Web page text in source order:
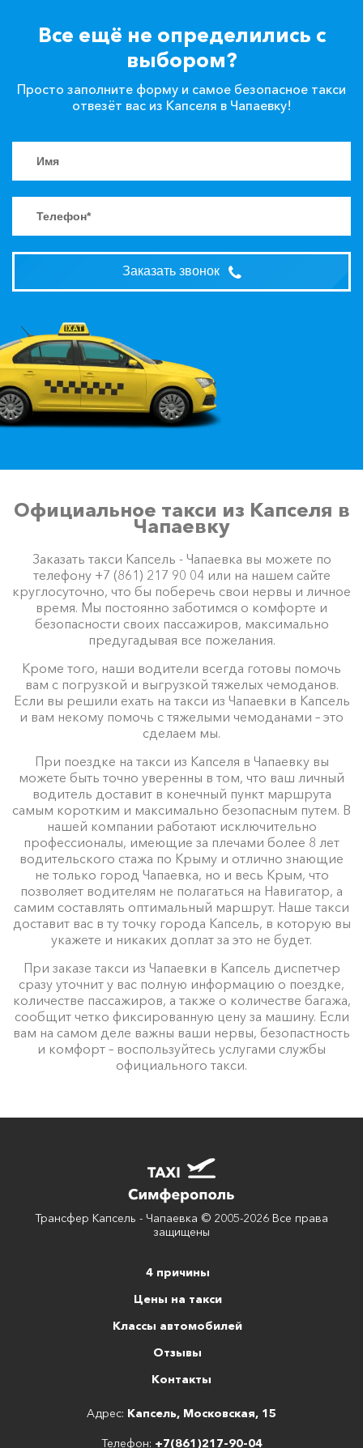
Все ещё не определились с
выбором?
Просто заполните форму и самое безопасное такси
отвезёт вас из Капселя в Чапаевку!
Заказать звонок
Официальное такси из Капселя в
Чапаевку
Заказать такси Капсель - Чапаевка вы можете по
телефону +7 (861) 217 90 04 или на нашем сайте
круглосуточно, что бы поберечь свои нервы и личное
время. Мы постоянно заботимся о комфорте и
безопасности своих пассажиров, максимально
предугадывая все пожелания.
Кроме того, наши водители всегда готовы помочь
вам с погрузкой и выгрузкой тяжелых чемоданов.
Если вы решили ехать на такси из Чапаевки в Капсель
и вам некому помочь с тяжелыми чемоданами – это
сделаем мы.
При поездке на такси из Капселя в Чапаевку вы
можете быть точно уверенны в том, что ваш личный
водитель доставит в конечный пункт маршрута
самым коротким и максимально безопасным путем. В
нашей компании работают исключительно
профессионалы, имеющие за плечами более 8 лет
водительского стажа по Крыму и отлично знающие
не только город Чапаевка, но и весь Крым, что
позволяет водителям не полагаться на Навигатор, а
самим составлять оптимальный маршрут. Наше такси
доставит вас в ту точку города Капсель, в которую вы
укажете и никаких доплат за это не будет.
При заказе такси из Чапаевки в Капсель диспетчер
сразу уточнит у вас полную информацию о поездке,
количестве пассажиров, а также о количестве багажа,
сообщит четко фиксированную цену за машину. Если
вам на самом деле важны ваши нервы, безопастность
и комфорт – воспользуйтесь услугами службы
официального такси.
Трансфер Капсель - Чапаевка © 2005-2026 Все права
защищены
4 причины
Цены на такси
Классы автомобилей
Отзывы
Контакты
Адрес: Капсель, Московская, 15
Телефон: +7(861)217-90-04